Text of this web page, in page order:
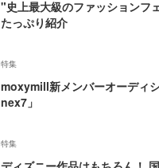
"史上最大級のファッションフ
たっぷり紹介
特集
moxymill新メンバーオーディ
nex7」
特集